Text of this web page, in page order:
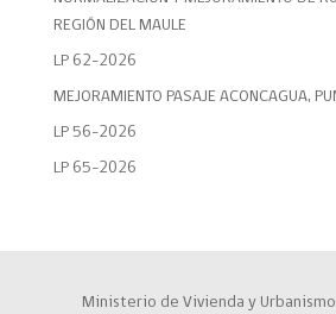
REGIÓN DEL MAULE
LP 62-2026
MEJORAMIENTO PASAJE ACONCAGUA,
LP 56-2026
LP 65-2026
Ministerio de Vivienda y